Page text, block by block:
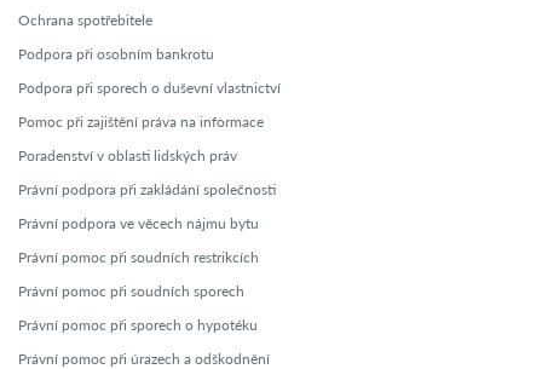
Ochrana spotřebitele
Podpora při osobním bankrotu
Podpora při sporech o duševní vlastnictví
Pomoc při zajištění práva na informace
Poradenství v oblasti lidských práv
Právní podpora při zakládání společnosti
Právní podpora ve věcech nájmu bytu
Právní pomoc při soudních restrikcích
Právní pomoc při soudních sporech
Právní pomoc při sporech o hypotéku
Právní pomoc při úrazech a odškodnění